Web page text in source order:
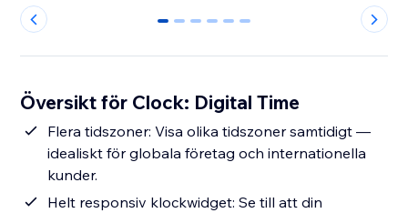
0 1 2 3 4 5
Översikt för Clock: Digital Time
Flera tidszoner: Visa olika tidszoner samtidigt —
idealiskt för globala företag och internationella
kunder.
Helt responsiv klockwidget: Se till att din